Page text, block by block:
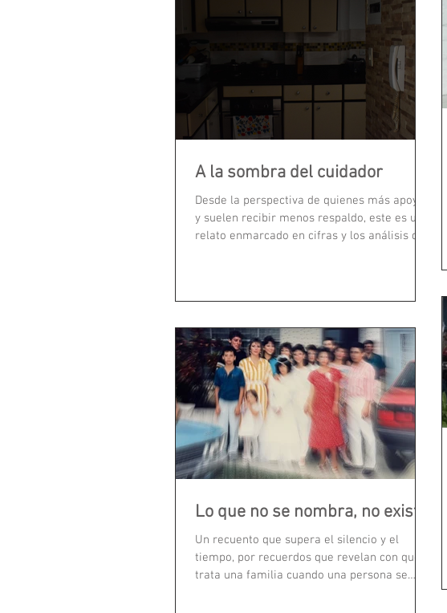
A la sombra del cuidador
Desde la perspectiva de quienes más apoyan
y suelen recibir menos respaldo, este es un
relato enmarcado en cifras y los análisis de
Lo que no se nombra, no existe
Un recuento que supera el silencio y el
tiempo, por recuerdos que revelan con qué
trata una familia cuando una persona se